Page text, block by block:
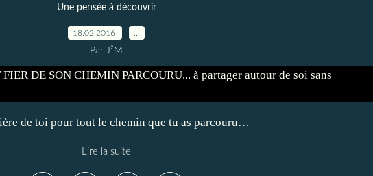
Une pensée à découvrir
18.02.2016
Par J²M
de toi pour tout le chemin que tu as parcouru…
Lire la suite